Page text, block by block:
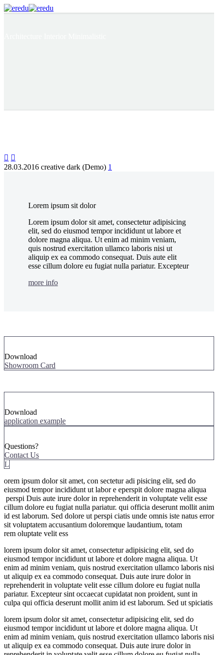
 
28.03.2016 creative dark (Demo) 1
Lorem ipsum sit dolor
Lorem ipsum dolor sit amet, consectetur adipisicing
elit, sed do eiusmod tempor incididunt ut labore et
dolore magna aliqua. Ut enim ad minim veniam,
quis nostrud exercitation ullamco laboris nisi ut
aliquip ex ea commodo consequat. Duis aute elit
esse cillum dolore eu fugiat nulla pariatur. Excepteur
more info
Download
Showroom Card
Download
application example
Questions?
Contact Us
L
orem ipsum dolor sit amet, con sectetur adi pisicing elit, sed do
eiusmod tempor incididunt ut labor e eperspit dolore magna aliqua
perspi Duis aute irure dolor in reprehenderit in voluptate velit esse
cillum dolore eu fugiat nulla pariatur. qui officia deserunt mollit anim
id est laborum. Sed dolore ut perspi ciatis unde omnis iste natus error
sit voluptatem accusantium doloremque laudantium, totam
rem oluptate velit ess
lorem ipsum dolor sit amet, consectetur adipisicing elit, sed do
eiusmod tempor incididunt ut labore et dolore magna aliqua. Ut
enim ad minim veniam, quis nostrud exercitation ullamco laboris nisi
ut aliquip ex ea commodo consequat. Duis aute irure dolor in
reprehenderit in voluptate velit esse cillum dolore eu fugiat nulla
pariatur. Excepteur sint occaecat cupidatat non proident, sunt in
culpa qui officia deserunt mollit anim id est laborum. Sed ut spiciatis
lorem ipsum dolor sit amet, consectetur adipisicing elit, sed do
eiusmod tempor incididunt ut labore et dolore magna aliqua. Ut
enim ad minim veniam, quis nostrud exercitation ullamco laboris nisi
ut aliquip ex ea commodo consequat. Duis aute irure dolor in